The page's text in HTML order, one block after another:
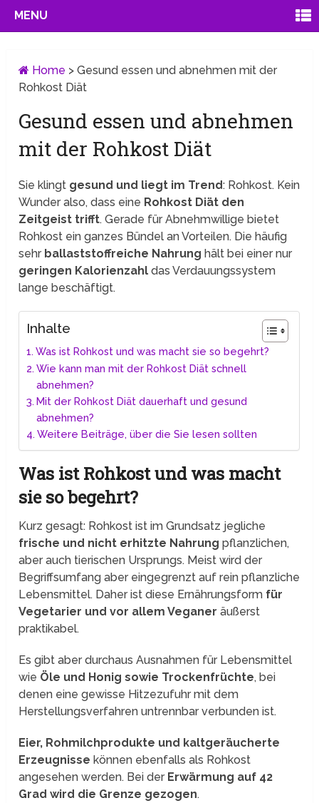
MENU
Home >Gesund essen und abnehmen mit der
Rohkost Diät
Gesund essen und abnehmen
mit der Rohkost Diät
Sie klingt gesund und liegt im Trend: Rohkost. Kein
Wunder also, dass eine Rohkost Diät den
Zeitgeist trifft. Gerade für Abnehmwillige bietet
Rohkost ein ganzes Bündel an Vorteilen. Die häufig
sehr ballaststoffreiche Nahrung hält bei einer nur
geringen Kalorienzahl das Verdauungssystem
lange beschäftigt.
Inhalte
Was ist Rohkost und was macht sie so begehrt?
Wie kann man mit der Rohkost Diät schnell
abnehmen?
Mit der Rohkost Diät dauerhaft und gesund
abnehmen?
Weitere Beiträge, über die Sie lesen sollten
Was ist Rohkost und was macht
sie so begehrt?
Kurz gesagt: Rohkost ist im Grundsatz jegliche
frische und nicht erhitzte Nahrung pflanzlichen,
aber auch tierischen Ursprungs. Meist wird der
Begriffsumfang aber eingegrenzt auf rein pflanzliche
Lebensmittel. Daher ist diese Ernährungsform für
Vegetarier und vor allem Veganer äußerst
praktikabel.
Es gibt aber durchaus Ausnahmen für Lebensmittel
wie Öle und Honig sowie Trockenfrüchte, bei
denen eine gewisse Hitzezufuhr mit dem
Herstellungsverfahren untrennbar verbunden ist.
Eier, Rohmilchprodukte und kaltgeräucherte
Erzeugnisse können ebenfalls als Rohkost
angesehen werden. Bei der Erwärmung auf 42
Grad wird die Grenze gezogen.